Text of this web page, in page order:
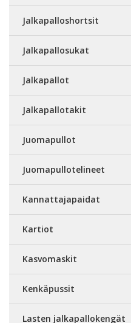
Jalkapalloshortsit
Jalkapallosukat
Jalkapallot
Jalkapallotakit
Juomapullot
Juomapullotelineet
Kannattajapaidat
Kartiot
Kasvomaskit
Kenkäpussit
Lasten jalkapallokengät